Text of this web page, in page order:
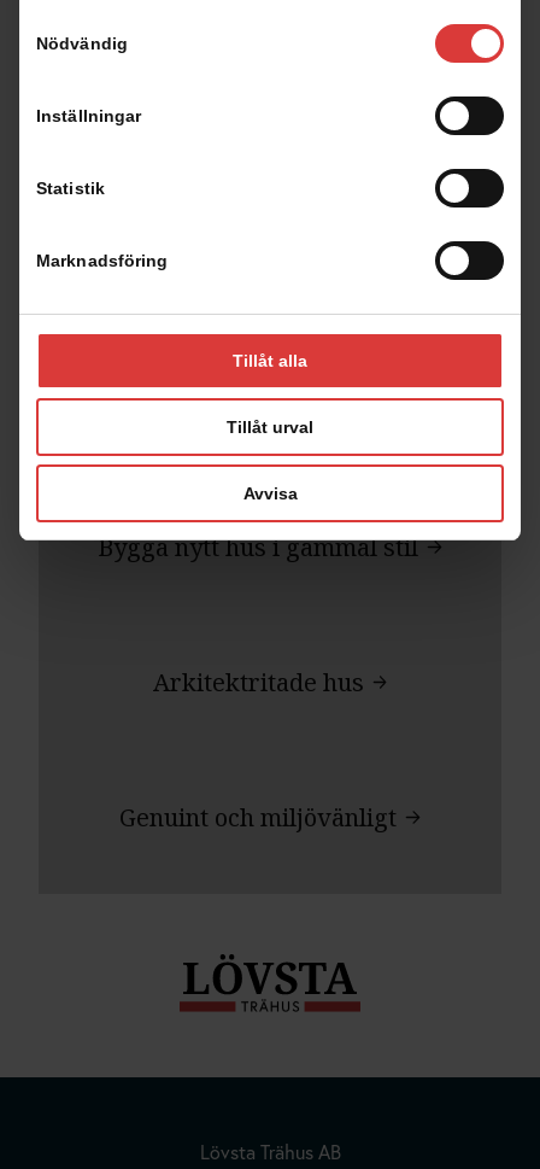
Nödvändig
Inställningar
Statistik
Marknadsföring
Tillåt alla
Tillåt urval
Avvisa
Läsvärt om Lövsta Trähus
Bygga nytt hus i gammal stil
Arkitektritade hus
Genuint och miljövänligt
Lövsta Trähus AB